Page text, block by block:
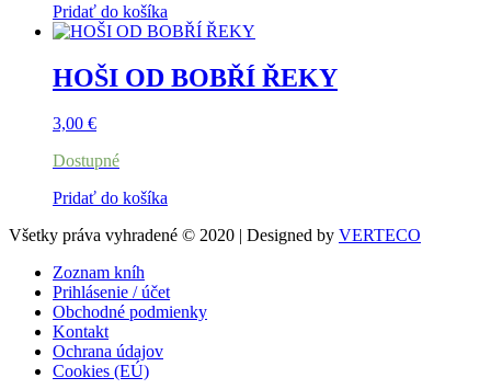
Pridať do košíka
HOŠI OD BOBŘÍ ŘEKY
3,00 €
Dostupné
Pridať do košíka
Všetky práva vyhradené © 2020 | Designed by VERTECO
Zoznam kníh
Prihlásenie / účet
Obchodné podmienky
Kontakt
Ochrana údajov
Cookies (EÚ)